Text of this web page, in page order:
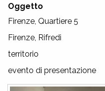
Oggetto
Firenze, Quartiere 5
Firenze, Rifredi
territorio
evento di presentazione